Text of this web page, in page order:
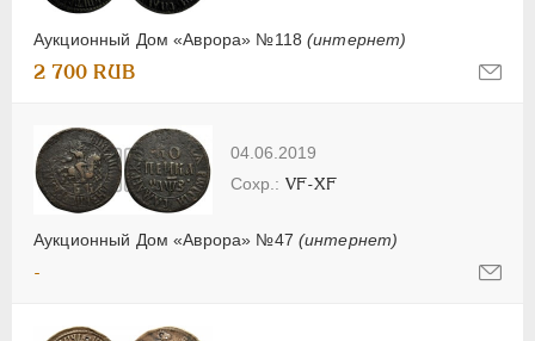
Аукционный Дом «Аврора» №118(интернет)
2 700 RUB
04.06.2019
Аукционный Дом «Аврора» №47 (интернет)
VF-XF
-